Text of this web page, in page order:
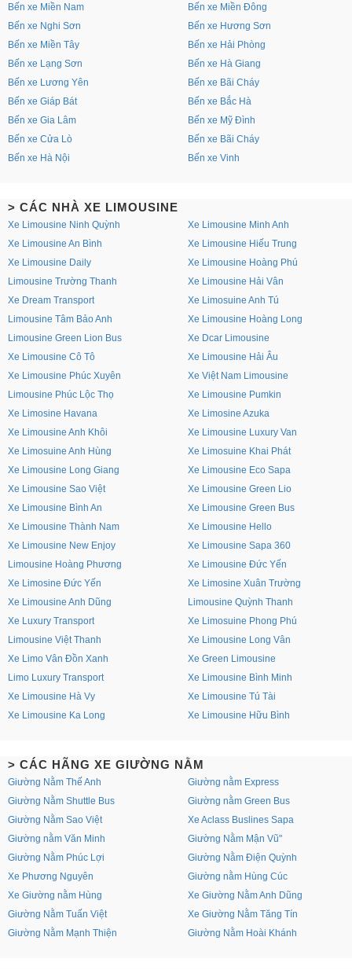
Bến xe Miền Nam
Bến xe Miền Đông
Bến xe Nghi Sơn
Bến xe Miền Tây
Bến xe Lạng Sơn
Bến xe Lương Yên
Bến xe Hương Sơn
Bến xe Hải Phòng
Bến xe Hà Giang
Bến xe Bãi Cháy
Bến xe Giáp Bát
Bến xe Gia Lâm
Bến xe Cửa Lò
Bến xe Hà Nội
Bến xe Bắc Hà
Bến xe Mỹ Đình
Bến xe Bãi Cháy
Bến xe Vinh
> CÁC NHÀ XE LIMOUSINE
Xe Limousine Ninh Quỳnh
Xe Limousine An Bình
Xe Limousine Daily
Limousine Trường Thanh
Xe Dream Transport
Limousine Tâm Bảo Anh
Limousine Green Lion Bus
Xe Limousine Cô Tô
Xe Limousine Phúc Xuyên
Xe Limousine Minh Anh
Xe Limousine Hiếu Trung
Xe Limousine Hoàng Phú
Xe Limousine Hải Vân
Xe Limosuine Anh Tú
Xe Limousine Hoàng Long
Xe Dcar Limousine
Xe Limousine Hải Âu
Xe Việt Nam Limousine
Limousine Phúc Lộc Thọ
Xe Limosine Havana
Xe Limousine Anh Khôi
Xe Limosuine Anh Hùng
Xe Limousine Long Giang
Xe Limousine Sao Việt
Xe Limousine Bình An
Xe Limousine Thành Nam
Xe Limousine New Enjoy
Xe Limousine Pumkin
Xe Limosine Azuka
Xe Limousine Luxury Van
Xe Limosuine Khai Phát
Xe Limousine Eco Sapa
Xe Limousine Green Lio
Xe Limousine Green Bus
Xe Limousine Hello
Xe Limousine Sapa 360
Limousine Hoàng Phương
Xe Limosine Đức Yến
Xe Limousine Anh Dũng
Xe Luxury Transport
Limousine Việt Thanh
Xe Limo Vân Đồn Xanh
Limo Luxury Transport
Xe Limousine Hà Vy
Xe Limousine Ka Long
Xe Limousine Đức Yến
Xe Limosine Xuân Trường
Limousine Quỳnh Thanh
Xe Limosuine Phong Phú
Xe Limousine Long Vân
Xe Green Limousine
Xe Limousine Bình Minh
Xe Limousine Tú Tài
Xe Limousine Hữu Bình
> CÁC HÃNG XE GIƯỜNG NẰM
Giường Nằm Thế Anh
Giường Nằm Shuttle Bus
Giường Nằm Sao Việt
Giường nằm Express
Giường nằm Green Bus
Xe Aclass Buslines Sapa
Giường nằm Văn Minh
Giường Nằm Phúc Lợi
Xe Phương Nguyên
Giường Nằm Mận Vũ"
Giường Nằm Điện Quỳnh
Giường nằm Hùng Cúc
Xe Giường nằm Hùng
Giường Nằm Tuấn Việt
Giường Nằm Mạnh Thiện
Xe Giường Nằm Anh Dũng
Xe Giường Nằm Tăng Tín
Giường Nằm Hoài Khánh